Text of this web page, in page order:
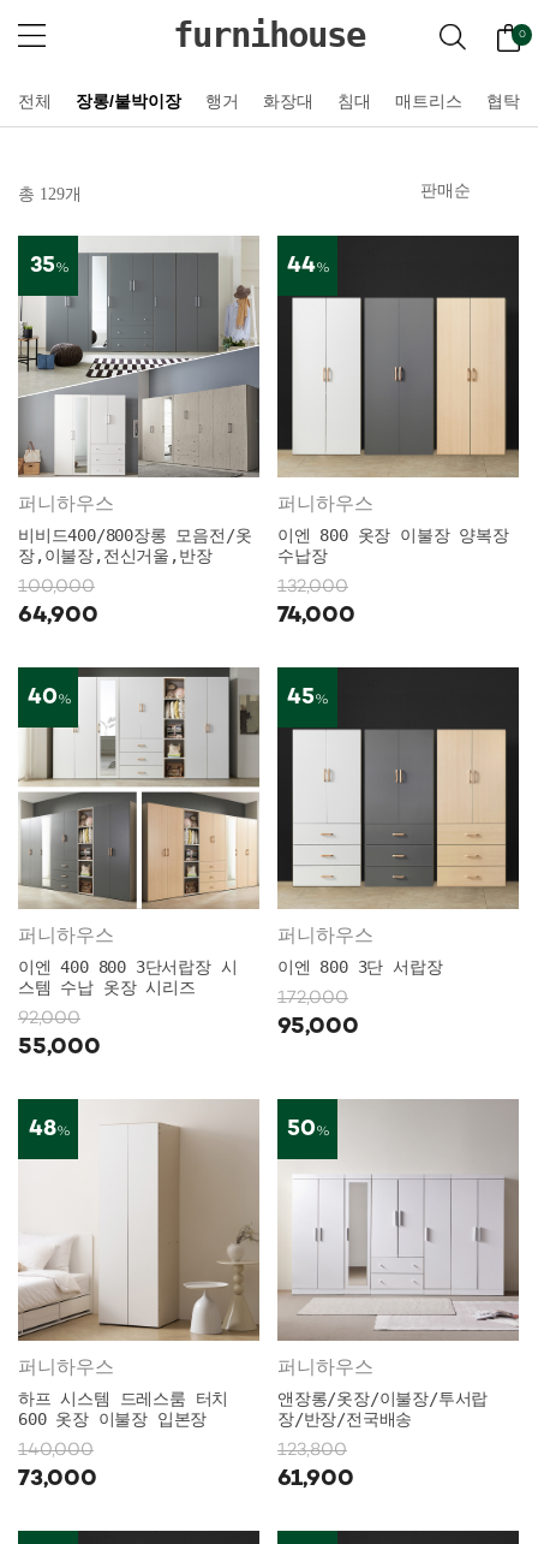
0
furnihouse
전체 장롱/붙박이장 행거 화장대 침대 매트리스 협탁
총 129개
35%
퍼니하우스
비비드400/800장롱 모음전/옷
장,이불장,전신거울,반장
100,000
64,900
44%
퍼니하우스
이엔 800 옷장 이불장 양복장
수납장
132,000
74,000
40%
퍼니하우스
이엔 400 800 3단서랍장 시
스템 수납 옷장 시리즈
92,000
55,000
45%
퍼니하우스
이엔 800 3단 서랍장
172,000
95,000
48%
퍼니하우스
하프 시스템 드레스룸 터치
600 옷장 이불장 입본장
140,000
73,000
50%
퍼니하우스
앤장롱/옷장/이불장/투서랍
장/반장/전국배송
123,800
61,900